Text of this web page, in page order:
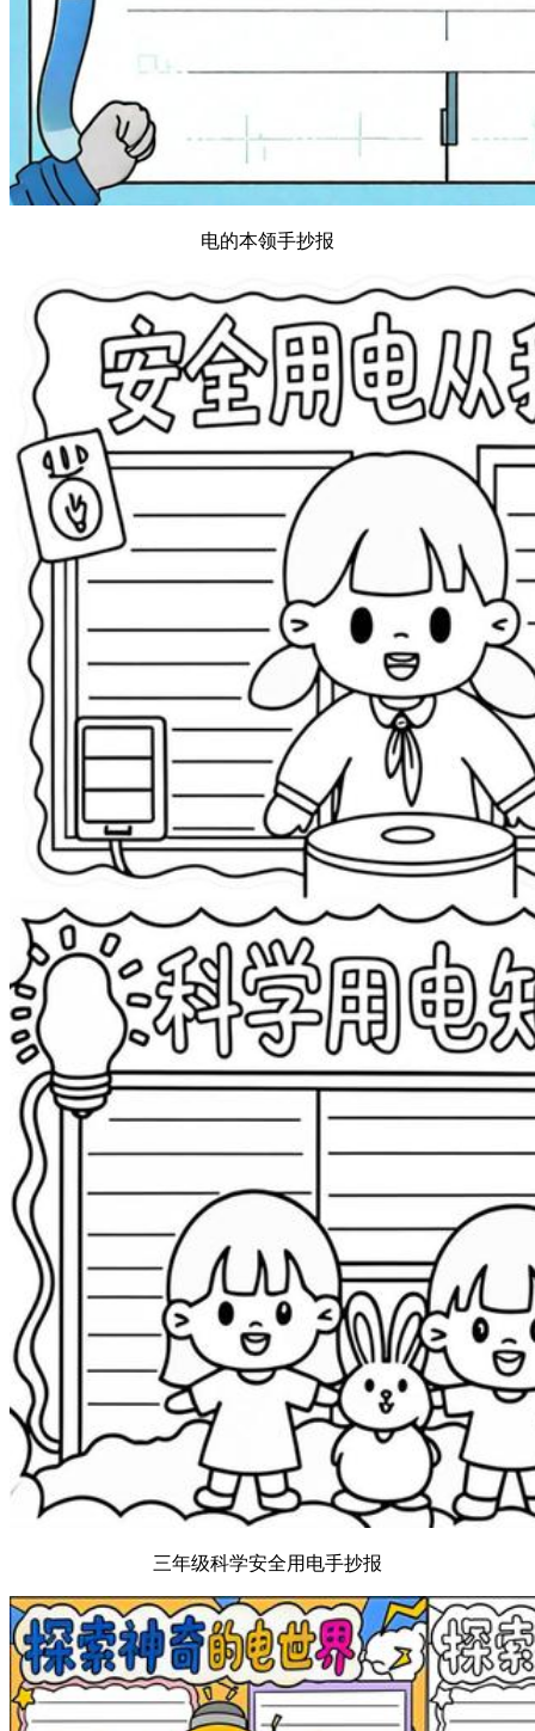
电的本领手抄报
三年级科学安全用电手抄报